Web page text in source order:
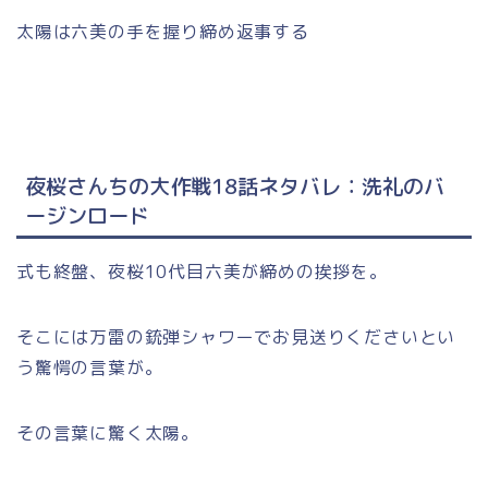
太陽は六美の手を握り締め返事する
夜桜さんちの大作戦18話ネタバレ：洗礼のバ
ージンロード
式も終盤、夜桜10代目六美が締めの挨拶を。
そこには万雷の銃弾シャワーでお見送りくださいとい
う驚愕の言葉が。
その言葉に驚く太陽。